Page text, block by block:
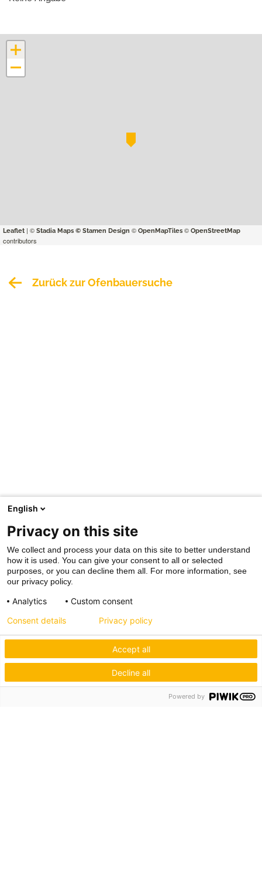
+
−
Leaflet | © Stadia Maps © Stamen Design © OpenMapTiles © OpenStreetMap
contributors
Zurück zur Ofenbauersuche
English
Privacy on this site
We collect and process your data on this site to better understand
how it is used. You can give your consent to all or selected
purposes, or you can decline them all. For more information, see
our privacy policy.
Analytics Custom consent
Accept all
Decline all
Consent details Privacy policy
Powered by